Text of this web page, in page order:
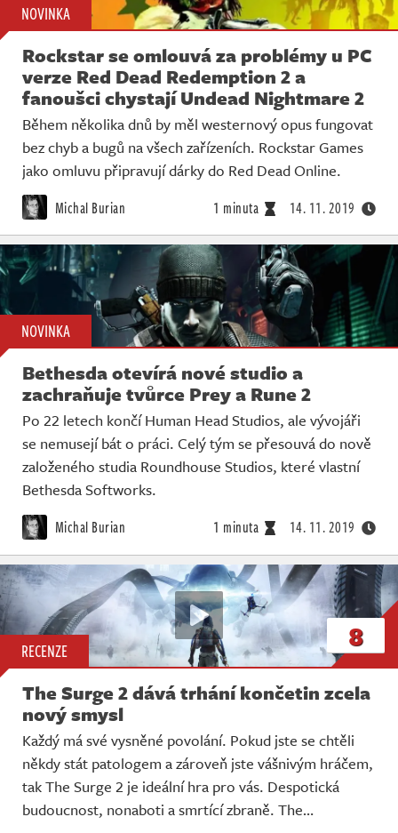
NOVINKA
Rockstar se omlouvá za problémy u PC
verze Red Dead Redemption 2 a
fanoušci chystají Undead Nightmare 2
Během několika dnů by měl westernový opus fungovat
bez chyb a bugů na všech zařízeních. Rockstar Games
jako omluvu připravují dárky do Red Dead Online.
Michal Burian 1 minuta 14. 11. 2019
NOVINKA
Bethesda otevírá nové studio a
zachraňuje tvůrce Prey a Rune 2
Po 22 letech končí Human Head Studios, ale vývojáři
se nemusejí bát o práci. Celý tým se přesouvá do nově
založeného studia Roundhouse Studios, které vlastní
Bethesda Softworks.
Michal Burian 1 minuta 14. 11. 2019
RECENZE 8
The Surge 2 dává trhání končetin zcela
nový smysl
Každý má své vysněné povolání. Pokud jste se chtěli
někdy stát patologem a zároveň jste vášnivým hráčem,
tak The Surge 2 je ideální hra pro vás. Despotická
budoucnost, nonaboti a smrtící zbraně. The…